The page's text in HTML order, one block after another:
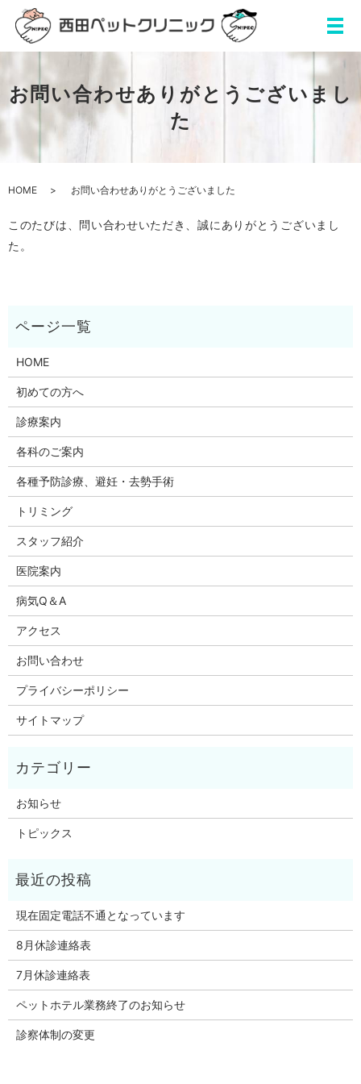
お問い合わせありがとうございまし
た
HOME お問い合わせありがとうございました
このたびは、問い合わせいただき、誠にありがとうございまし
た。
HOME
初めての方へ
診療案内
各科のご案内
各種予防診療、避妊・去勢手術
トリミング
スタッフ紹介
医院案内
病気Q＆A
アクセス
お問い合わせ
プライバシーポリシー
サイトマップ
お知らせ
トピックス
現在固定電話不通となっています
8月休診連絡表
7月休診連絡表
ペットホテル業務終了のお知らせ
診察体制の変更